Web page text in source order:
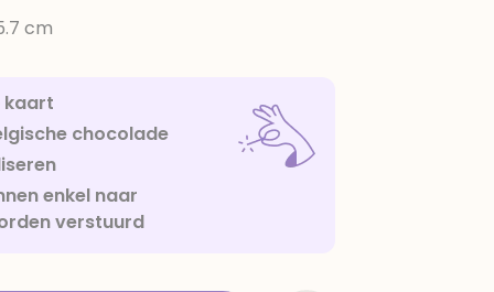
cm
kaart
chocolade
enkel naar
verstuurd